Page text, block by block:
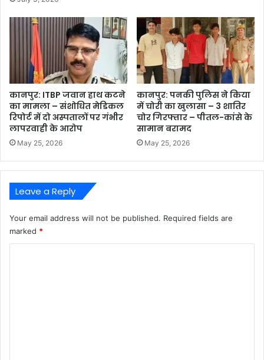
कानपुर: ITBP जवान हाथ कटने
का मामला – संशोधित मेडिकल
रिपोर्ट में दो अस्पतालों पर गंभीर
लापरवाही के आरोप
May 25, 2026
कानपुर: पनकी पुलिस ने किया
में चोरी का खुलासा – 3 शातिर
चोर गिरफ्तार – पीतल-कांसे के
सामान बरामद
May 25, 2026
Leave a Reply
Your email address will not be published. Required fields are
marked *